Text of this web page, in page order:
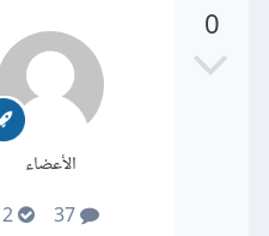
0
الأعضاء
37
2